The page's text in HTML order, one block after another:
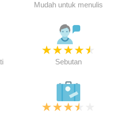
Mudah untuk menulis
★★★★★
Sebutan
★★★★